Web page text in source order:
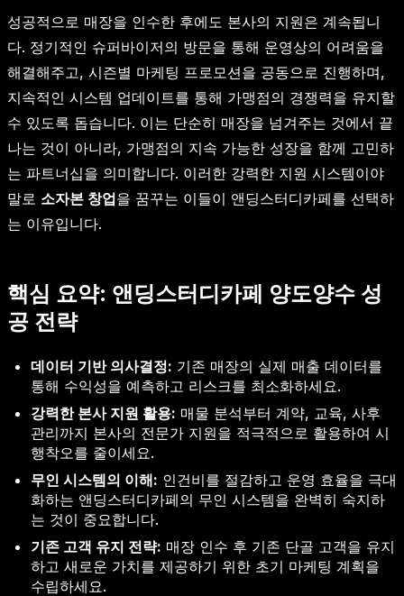
성공적으로 매장을 인수한 후에도 본사의 지원은 계속됩니
다. 정기적인 슈퍼바이저의 방문을 통해 운영상의 어려움을
해결해주고, 시즌별 마케팅 프로모션을 공동으로 진행하며,
지속적인 시스템 업데이트를 통해 가맹점의 경쟁력을 유지할
수 있도록 돕습니다. 이는 단순히 매장을 넘겨주는 것에서 끝
나는 것이 아니라, 가맹점의 지속 가능한 성장을 함께 고민하
는 파트너십을 의미합니다. 이러한 강력한 지원 시스템이야
말로 소자본 창업을 꿈꾸는 이들이 앤딩스터디카페를 선택하
는 이유입니다.
핵심 요약: 앤딩스터디카페 양도양수 성
공 전략
데이터 기반 의사결정: 기존 매장의 실제 매출 데이터를
통해 수익성을 예측하고 리스크를 최소화하세요.
강력한 본사 지원 활용: 매물 분석부터 계약, 교육, 사후
관리까지 본사의 전문가 지원을 적극적으로 활용하여 시
행착오를 줄이세요.
무인 시스템의 이해: 인건비를 절감하고 운영 효율을 극대
화하는 앤딩스터디카페의 무인 시스템을 완벽히 숙지하
는 것이 중요합니다.
기존 고객 유지 전략: 매장 인수 후 기존 단골 고객을 유지
하고 새로운 가치를 제공하기 위한 초기 마케팅 계획을
수립하세요.